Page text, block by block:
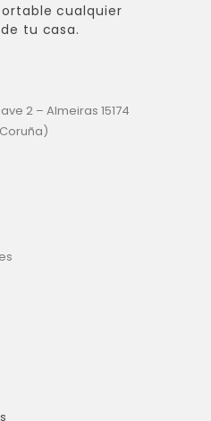
cualquier
tu casa.
2 – Almeiras 15174